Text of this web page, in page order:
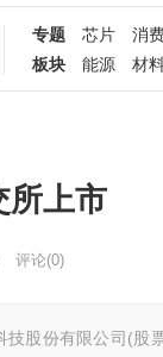
专题 芯片 消
板块
能源 材
所上市
评论(0)
股份有限公司(股